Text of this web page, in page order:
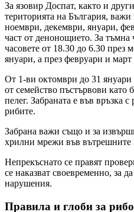
За язовир Доспат, както и
територията на България,
ноември, декември, януари,
част от денонощието. За тъмна
часовете от 18.30 до 6.30 през
януари, а през февруари и
От 1-ви октомври до 31 януари
от семейство пъстървови като
пелег. Забраната е във връзка
рибите.
Забрана важи също и за
хрилни мрежи във вътрешните
Непрекъснато се правят
се наказват своевременно, за
нарушения.
Правила и глоби за